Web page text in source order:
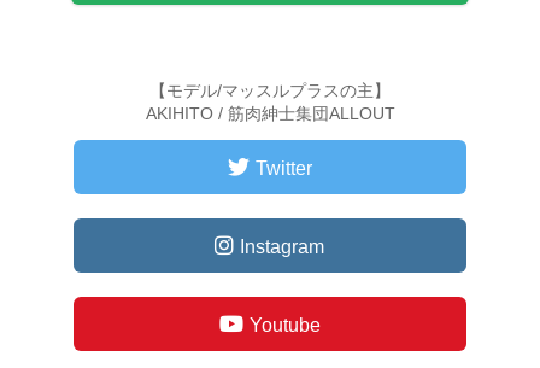
【モデル/マッスルプラスの主】
AKIHITO / 筋肉紳士集団ALLOUT
Twitter
Instagram
Youtube